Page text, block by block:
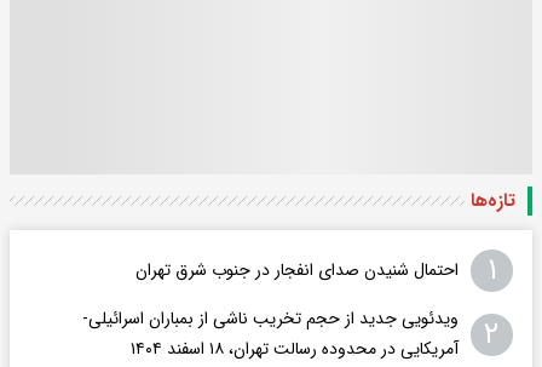
تازه‌ها
۱ احتمال شنیدن صدای انفجار در جنوب شرق تهران
۲
ویدئویی جدید از حجم تخریب ناشی از بمباران اسرائیلی-
آمریکایی در محدوده رسالت تهران، ۱۸ اسفند ۱۴۰۴